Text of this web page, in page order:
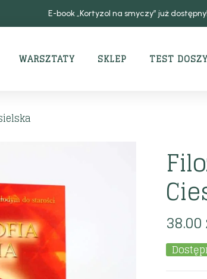
E-book „Kortyzol na smyczy” już dostępny!
WARSZTATY SKLEP TEST DOSZY
38.00